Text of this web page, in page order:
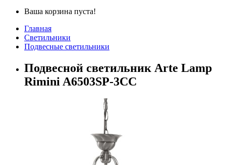
Ваша корзина пуста!
Главная
Светильники
Подвесные светильники
Подвесной светильник Arte Lamp
Rimini A6503SP-3CC